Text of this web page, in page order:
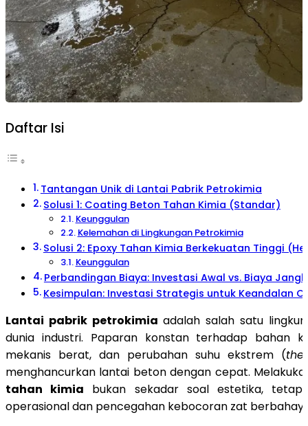
Daftar Isi
Tantangan Unik di Lantai Pabrik Petrokimia
Solusi 1: Coating Beton Tahan Kimia (Standar)
Keunggulan
Kelemahan di Lingkungan Petrokimia
Solusi 2: Epoxy Tahan Kimia Berkekuatan Tinggi
Keunggulan
Perbandingan Biaya: Investasi Awal vs. Biaya
Kesimpulan: Investasi Strategis untuk Keandalan
Lantai pabrik petrokimia adalah salah satu
dunia industri. Paparan konstan terhadap bahan
mekanis berat, dan perubahan suhu ekstrem (
menghancurkan lantai beton dengan cepat.
tahan kimia bukan sekadar soal estetika,
operasional dan pencegahan kebocoran zat